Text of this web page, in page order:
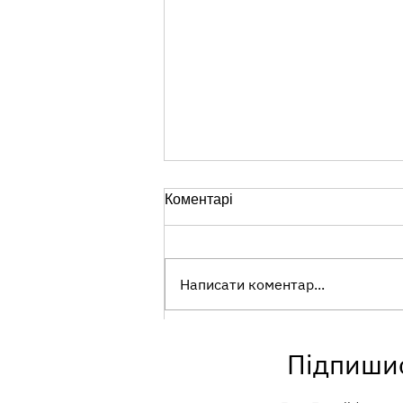
важливий початок грудного
вигодовування
Коментарі
Написати коментар...